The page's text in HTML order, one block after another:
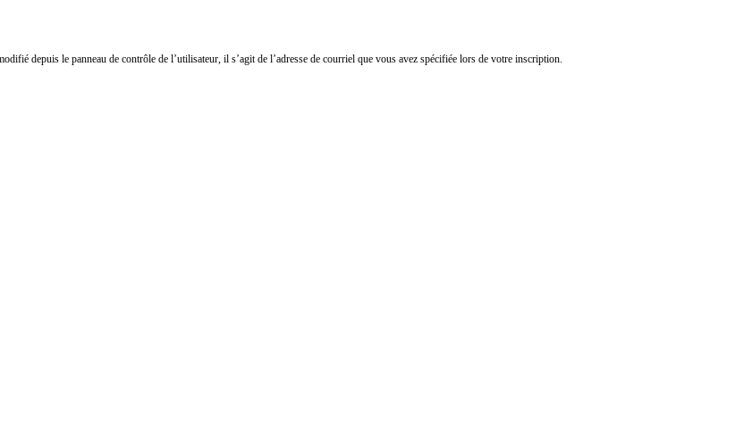
depuis le panneau de contrôle de l’utilisateur, il s’agit de l’adresse de courriel que vous avez spécifiée lors de votre inscription.